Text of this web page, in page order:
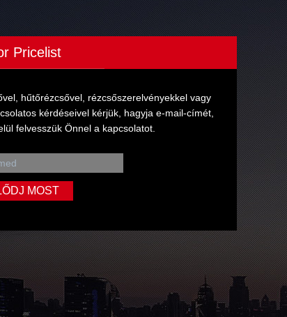
Pricelist
hűtőrézcsővel, rézcsőszerelvényekkel vagy
kérdéseivel kérjük, hagyja e-mail-címét,
felvesszük Önnel a kapcsolatot.